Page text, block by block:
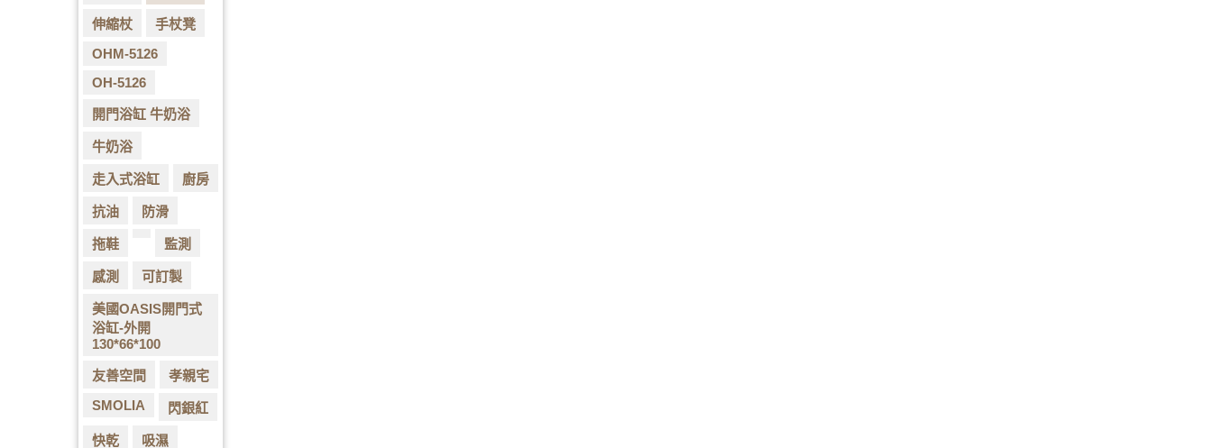
伸縮杖
手杖凳
OHM-5126
OH-5126
開門浴缸 牛奶浴
牛奶浴
走入式浴缸 廚房
抗油 防滑
拖鞋 監測
感測 可訂製
美國OASIS開門式
浴缸-外開
130*66*100
友善空間
孝親宅
SMOLIA
閃銀紅
快乾 吸濕